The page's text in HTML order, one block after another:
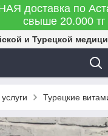
доставка по
свыше 20.000 тг
и Турецкой
Турецкие